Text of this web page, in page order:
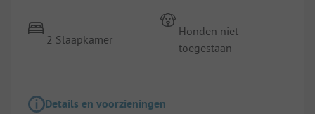
2 Slaapkamer
Honden niet
toegestaan
Details en voorzieningen